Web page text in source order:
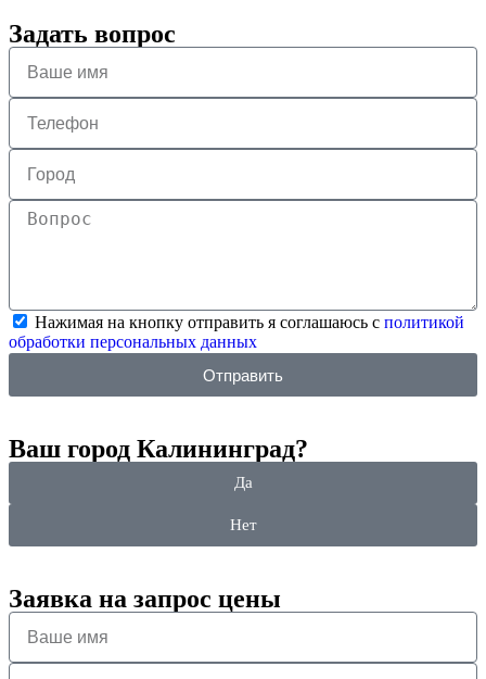
Задать вопрос
Нажимая на кнопку отправить я соглашаюсь с политикой
обработки персональных данных
Отправить
Ваш город Калининград?
Да
Нет
Заявка на запрос цены